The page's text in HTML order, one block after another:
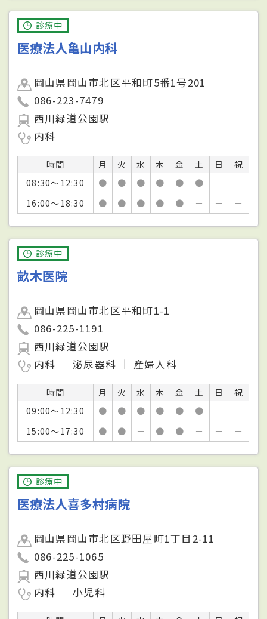
診療中
医療法人亀山内科
岡山県岡山市北区平和町5番1号201
086-223-7479
西川緑道公園駅
内科
時間 月 火 水 木 金 土 日
祝
08:30～12:30
● ● ● ● ● ● －
－
16:00～18:30
● ● ● ● ● － － －
診療中
畝木医院
岡山県岡山市北区平和町1-1
086-225-1191
西川緑道公園駅
内科
泌尿器科 産婦人科
時間 月 火 水 木 金 土 日
祝
09:00～12:30
● ● ● ● ● ● －
－
15:00～17:30
● ● － ● ● － － －
診療中
医療法人喜多村病院
岡山県岡山市北区野田屋町1丁目2-11
086-225-1065
西川緑道公園駅
内科
小児科